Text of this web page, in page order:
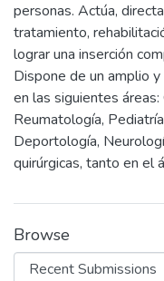
personas. Actúa,
tratamiento,
lograr una inserción
Dispone de un amplio
en las siguientes
Reumatología,
Deportología,
quirúrgicas, tanto en el
Browse